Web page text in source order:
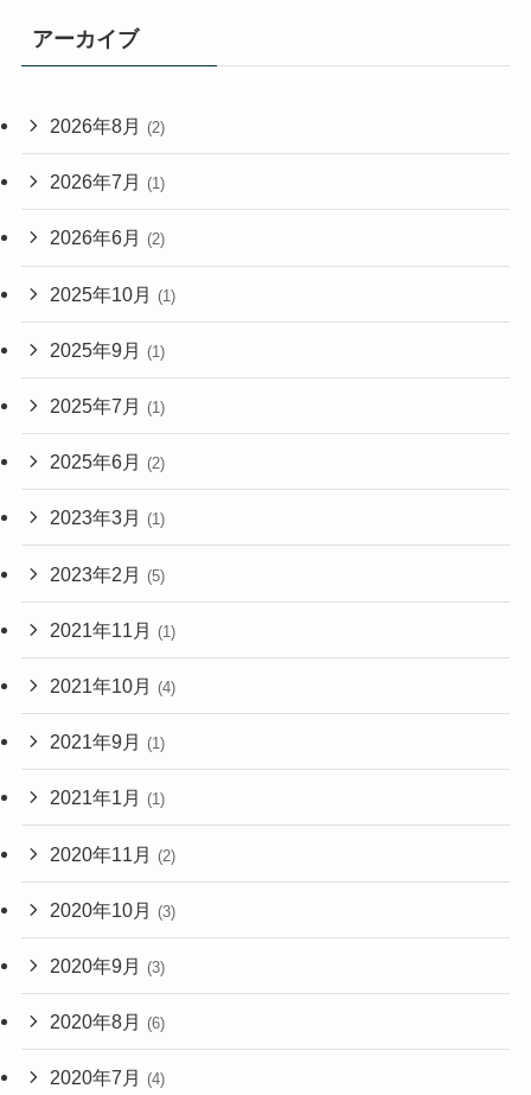
アーカイブ
2026年8月 (2)
2026年7月 (1)
2026年6月 (2)
2025年10月 (1)
2025年9月 (1)
2025年7月 (1)
2025年6月 (2)
2023年3月 (1)
2023年2月 (5)
2021年11月 (1)
2021年10月 (4)
2021年9月 (1)
2021年1月 (1)
2020年11月 (2)
2020年10月 (3)
2020年9月 (3)
2020年8月 (6)
2020年7月 (4)